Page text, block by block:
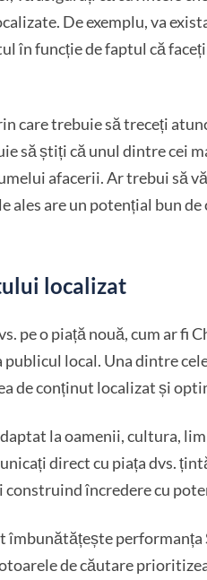
De exemplu, va
în funcție de faptul că
care trebuie să treceți
să știți că unul dintre cei
afacerii. Ar trebui să
ales are un potențial bun
localizat
pe o piață nouă, cum ar fi
local. Una dintre
de conținut localizat și
la oamenii, cultura,
direct cu piața dvs.
construind încredere cu
performanța
de căutare